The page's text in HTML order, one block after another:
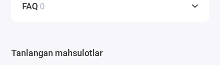
FAQ 0
Tanlangan mahsulotlar